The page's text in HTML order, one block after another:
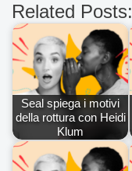
Related Posts:
Seal spiega i motivi
della rottura con Heidi
Klum